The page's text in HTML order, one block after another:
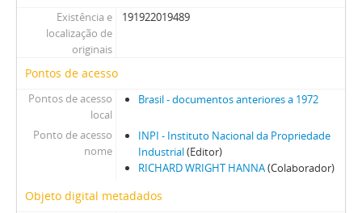
Existência e
localização de
originais
191922019489
Pontos de acesso
Pontos de acesso
local
Brasil - documentos anteriores a 1972
Ponto de acesso
nome
INPI - Instituto Nacional da Propriedade
Industrial(Editor)
RICHARD WRIGHT HANNA(Colaborador)
Objeto digital metadados